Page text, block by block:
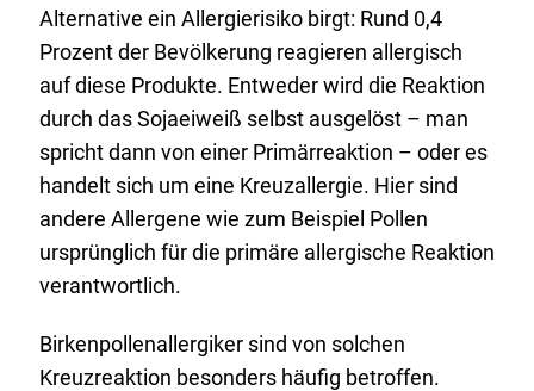
Alternative ein Allergierisiko birgt: Rund 0,4
Prozent der Bevölkerung reagieren allergisch
auf diese Produkte. Entweder wird die Reaktion
durch das Sojaeiweiß selbst ausgelöst – man
spricht dann von einer Primärreaktion – oder es
handelt sich um eine Kreuzallergie. Hier sind
andere Allergene wie zum Beispiel Pollen
ursprünglich für die primäre allergische Reaktion
verantwortlich.
Birkenpollenallergiker sind von solchen
Kreuzreaktion besonders häufig betroffen.